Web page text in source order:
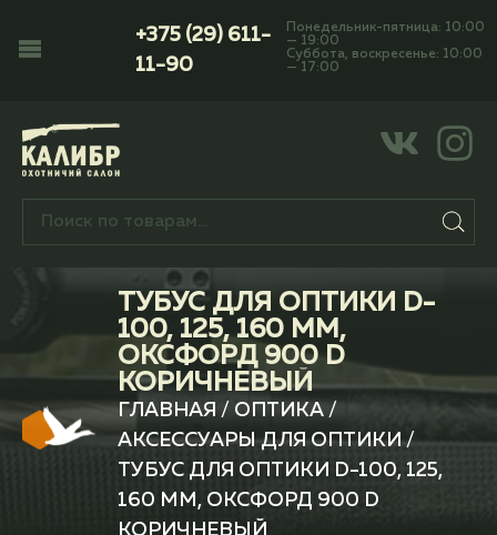
+375 (29) 611-
11-90
Понедельник-пятница: 10:00
— 19:00
Суббота, воскресенье: 10:00
— 17:00
ТУБУС ДЛЯ ОПТИКИ D-
100, 125, 160 ММ,
ОКСФОРД 900 D
КОРИЧНЕВЫЙ
ГЛАВНАЯ / ОПТИКА/
АКСЕССУАРЫ ДЛЯ ОПТИКИ/
ТУБУС ДЛЯ ОПТИКИ D-100, 125,
160 ММ, ОКСФОРД 900 D
КОРИЧНЕВЫЙ